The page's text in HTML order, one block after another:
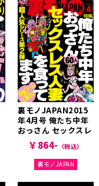
裏モノJAPAN2015
年4月号 俺たち中年
おっさん セックスレ
ス人妻を食ってます
￥864- （税込）
裏モノJAPAN